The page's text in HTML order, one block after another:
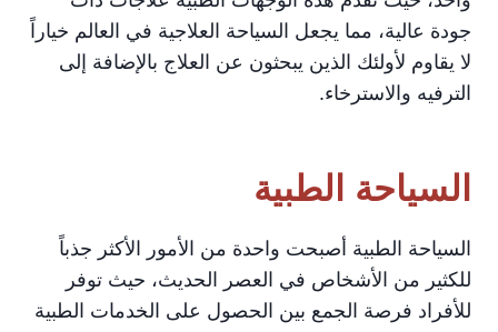
جودة عالية، مما يجعل السياحة العلاجية في العالم خياراً
لا يقاوم لأولئك الذين يبحثون عن العلاج بالإضافة إلى
الترفيه والاسترخاء.
السياحة الطبية
السياحة الطبية أصبحت واحدة من الأمور الأكثر جذباً
للكثير من الأشخاص في العصر الحديث، حيث توفر
للأفراد فرصة الجمع بين الحصول على الخدمات الطبية